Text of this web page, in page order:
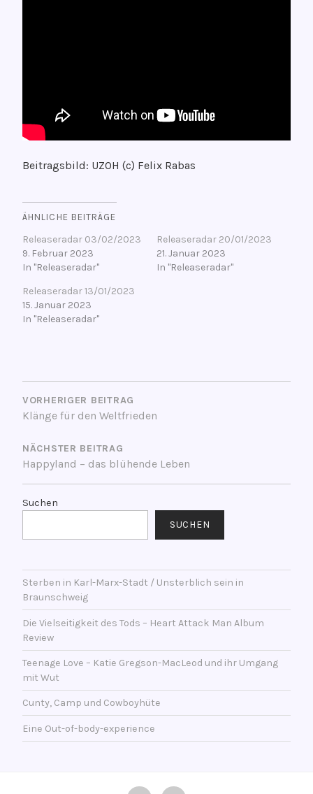
Beitragsbild: UZOH (c) Felix Rabas
ÄHNLICHE BEITRÄGE
Releaseradar 03/02/2023
9. Februar 2023
In "Releaseradar"
Releaseradar 20/01/2023
21. Januar 2023
In "Releaseradar"
Releaseradar 13/01/2023
15. Januar 2023
In "Releaseradar"
e
r
s
h
l
a
g
t
e
t
m
i
t
A
n
i
k
a
BEITRAGSNAVIGATION
VORHERIGER BEITRAG
Klänge für den Weltfrieden
NÄCHSTER BEITRAG
Happyland – das blühende Leben
Suchen
SUCHEN
Sterben in Karl-Marx-Stadt / Unsterblich sein in
Braunschweig
Die Vielseitigkeit des Tods – Heart Attack Man Album
Review
Teenage Love – Katie Gregson-MacLeod und ihr Umgang
mit Wut
Cunty, Camp und Cowboyhüte
Eine Out-of-body-experience